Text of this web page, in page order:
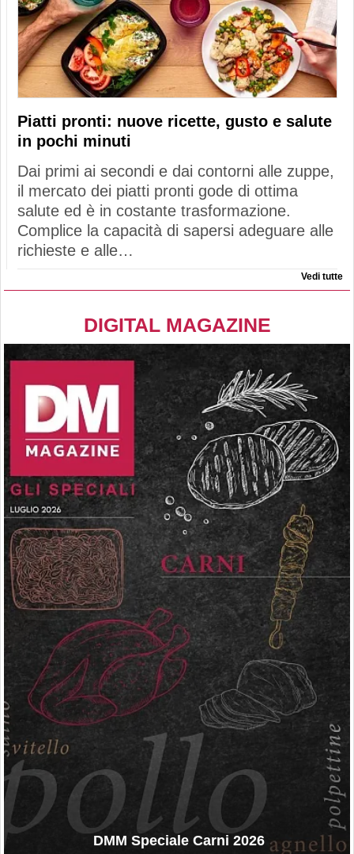
Piatti pronti: nuove ricette, gusto e salute
in pochi minuti
Dai primi ai secondi e dai contorni alle zuppe,
il mercato dei piatti pronti gode di ottima
salute ed è in costante trasformazione.
Complice la capacità di sapersi adeguare alle
richieste e alle…
Vedi tutte
DIGITAL MAGAZINE
DMM Speciale Carni 2026